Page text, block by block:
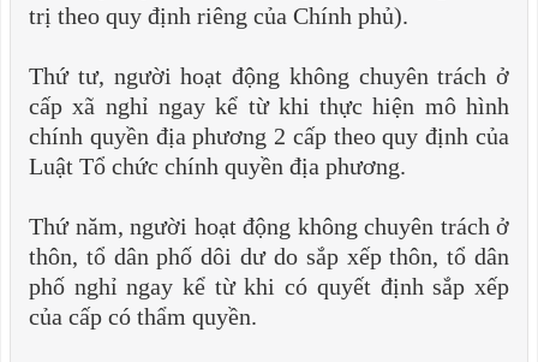
trị theo quy định riêng của Chính phủ).
Thứ tư, người hoạt động không chuyên trách ở
cấp xã nghỉ ngay kể từ khi thực hiện mô hình
chính quyền địa phương 2 cấp theo quy định của
Luật Tổ chức chính quyền địa phương.
Thứ năm, người hoạt động không chuyên trách ở
thôn, tổ dân phố dôi dư do sắp xếp thôn, tổ dân
phố nghỉ ngay kể từ khi có quyết định sắp xếp
của cấp có thẩm quyền.